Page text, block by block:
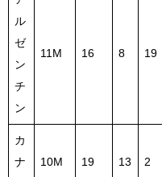
ル
ゼ
ン
チ
ン
11M 16 8 19
カ
ナ
10M 19 13 2